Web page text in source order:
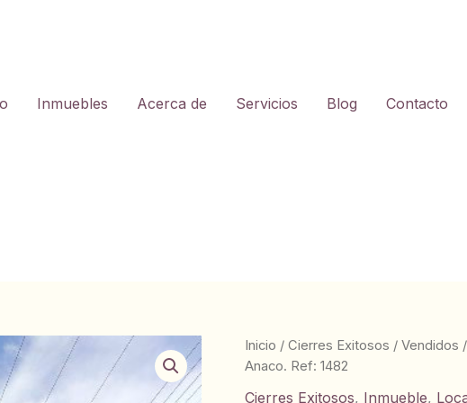
Inmuebles Acerca de Servicios Blog Contacto
Inicio / Cierres Exitosos / Vendidos
Anaco. Ref: 1482
Cierres Exitosos, Inmueble,